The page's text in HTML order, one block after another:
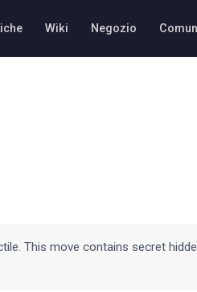
Wiki Negozio
This move contains secret